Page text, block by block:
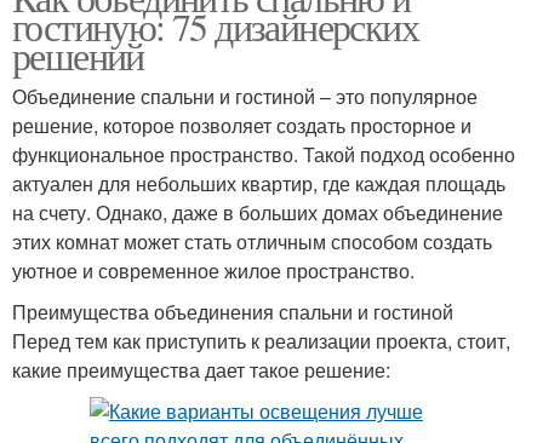
гостиную: 75 дизайнерских
решений
Объединение спальни и гостиной – это популярное
решение, которое позволяет создать просторное и
функциональное пространство. Такой подход особенно
актуален для небольших квартир, где каждая площадь
на счету. Однако, даже в больших домах объединение
этих комнат может стать отличным способом создать
уютное и современное жилое пространство.
Преимущества объединения спальни и гостиной
Перед тем как приступить к реализации проекта, стоит,
какие преимущества дает такое решение: